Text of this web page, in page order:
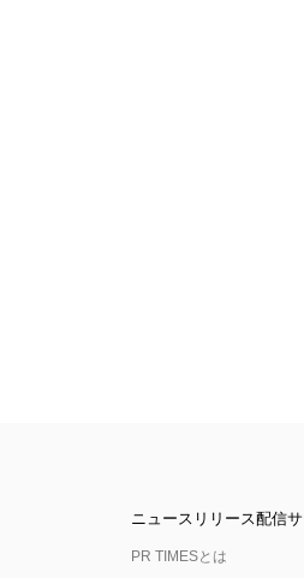
ニュースリリース配信
PR TIMESとは